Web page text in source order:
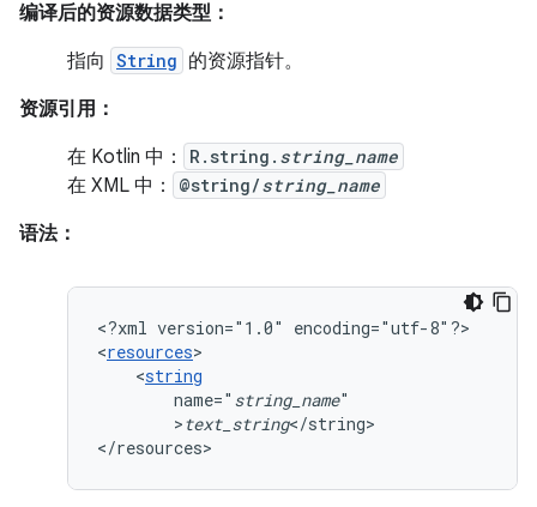
编译后的资源数据类型：
指向 String 的资源指针。
资源引用：
在 Kotlin 中：
R.string. string_name
在 XML 中： @string/string_name
语法：
<?xml version="1.0"
encoding="utf-8"?>
<resources
<string
name=" string_name
>text_string</string>
</resources>